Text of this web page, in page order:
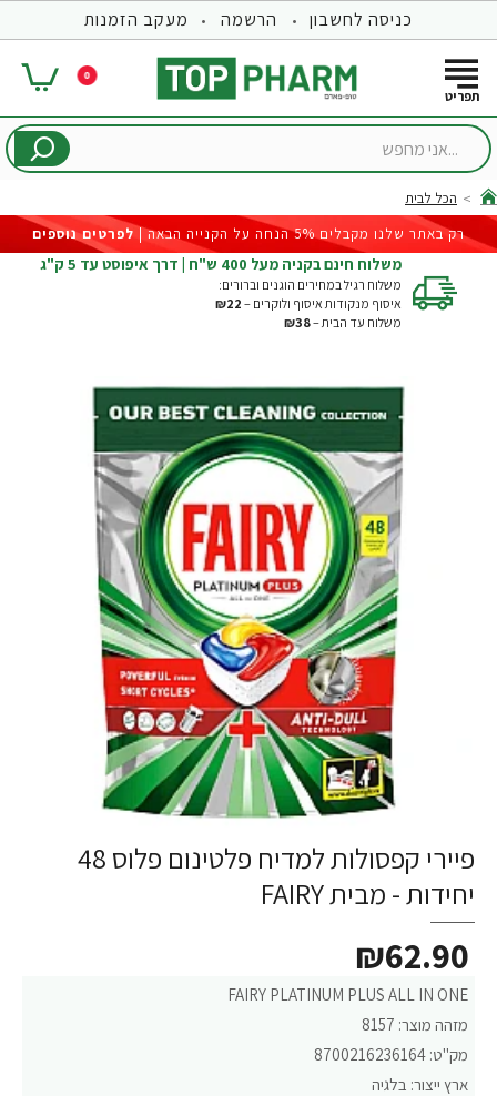
כניסה לחשבון הרשמה מעקב הזמנות
0
...אני
home
הכל לבית
רק באתר שלנו מקבלים 5% הנחה על הקנייה הבאה |
לפרטים נוספים
משלוח חינם בקניה מעל 400 ש"ח | דרך איפוסט עד 5 ק"ג
משלוח רגיל במחירים הוגנים וברורים:
איסוף מנקודות איסוף ולוקרים – ₪22
משלוח עד הבית –₪38
פיירי קפסולות למדיח פלטינום פלוס 48
יחידות - מבית FAIRY
FAIRY PLATINUM PLUS ALL IN ONE
מזהה מוצר: 8157
מק"ט: 8700216236164
ארץ ייצור: בלגיה
₪62.90